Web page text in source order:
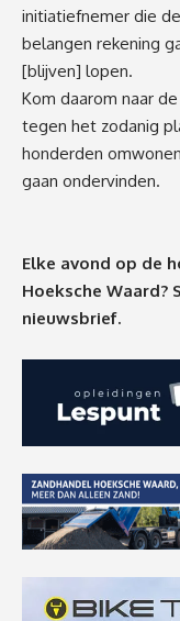
initiatiefnemer die
belangen rekening
[blijven] lopen.
Kom daarom naar
tegen het zodanig
honderden
gaan ondervinden.
Elke avond op de
Hoeksche Waard?
nieuwsbrief.